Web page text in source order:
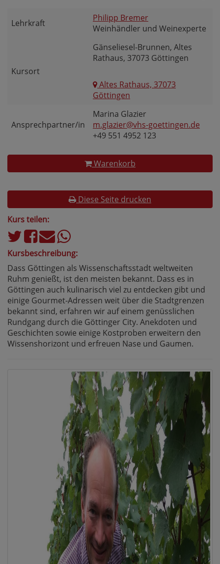
Lehrkraft
Philipp Bremer
Weinhändler und Weinexperte
Kursort
Gänseliesel-Brunnen, Altes
Rathaus, 37073 Göttingen
Altes Rathaus, 37073
Göttingen
Ansprechpartner/in
Marina Glazier
m.glazier@vhs-goettingen.de
+49 551 4952 123
Warenkorb
Diese Seite drucken
Kurs teilen:
Kursbeschreibung:
Dass Göttingen als Wissenschaftsstadt weltweiten
Ruhm genießt, ist den meisten bekannt. Dass es in
Göttingen auch kulinarisch viel zu entdecken gibt und
einige Gourmet-Adressen weit über die Stadtgrenzen
bekannt sind, erfahren wir auf einem genüsslichen
Rundgang durch die Göttinger City. Anekdoten und
Geschichten sowie einige Kostproben erweitern den
Wissenshorizont und erfreuen Nase und Gaumen.